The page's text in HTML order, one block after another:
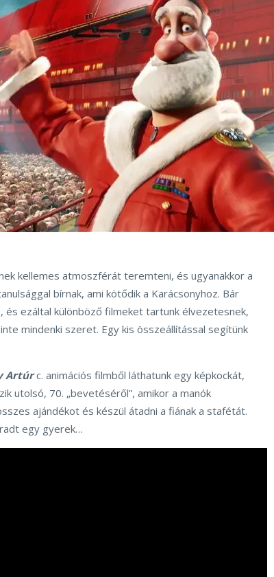
kellemes atmoszférát teremteni, és ugyanakkor a
bírnak, ami kötődik a Karácsonyhoz. Bár
és ezáltal különböző filmeket tartunk élvezetesnek,
mindenki szeret. Egy kis összeállítással segítünk
Artúrc. animációs filmből láthatunk egy képkockát,
utolsó, 70. „bevetéséről”, amikor a manók
ajándékot és készül átadni a fiának a stafétát.
egy gyerek…